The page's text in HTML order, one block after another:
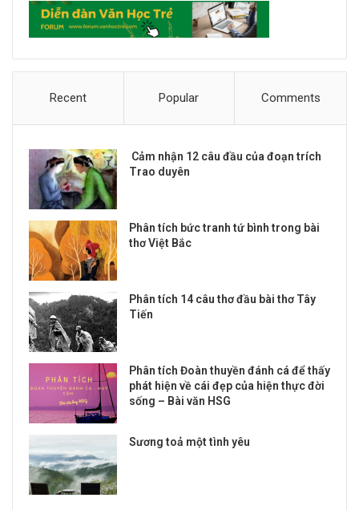
Recent Popular Comments
Cảm nhận 12 câu đầu của đoạn trích
Trao duyên
Phân tích bức tranh tứ bình trong bài
thơ Việt Bắc
Phân tích 14 câu thơ đầu bài thơ Tây
Tiến
Phân tích Đoàn thuyền đánh cá để thấy
phát hiện về cái đẹp của hiện thực đời
sống – Bài văn HSG
Sương toả một tình yêu